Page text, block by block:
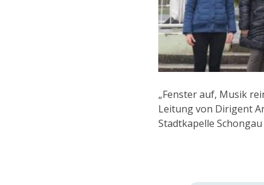
„Fenster auf, Musik
Leitung von Dirigent
Stadtkapelle